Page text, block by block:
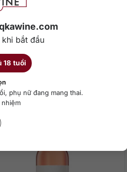
bắt đầu
18 tuổi
phụ nữ đang mang thai.
tự